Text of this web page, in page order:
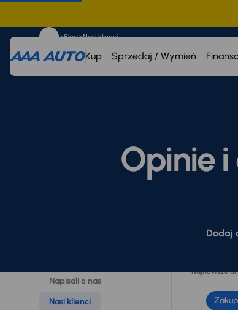
Kup Sprzedaj / Wymień
Blog Nasi klienci
Opinie
Napisali o nas
Nasi klienci
Dodaj
Najnowsze